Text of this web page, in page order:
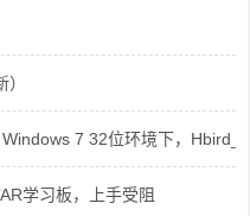
Windows 7 32位环境下，
学习板，上手受阻